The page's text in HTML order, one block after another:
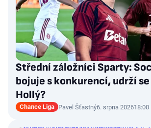
Střední záložníci Sparty:
bojuje s konkurencí, udrží
Hollý?
Chance Liga Pavel Šťastný6. srpna 202618:00